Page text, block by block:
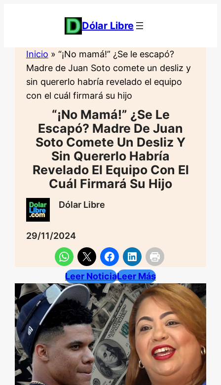
Dólar Libre
Inicio » “¡No mamá!” ¿Se le escapó?
Madre de Juan Soto comete un desliz y
sin quererlo habría revelado el equipo
con el cuál firmará su hijo
“¡No Mamá!” ¿Se Le
Escapó? Madre De Juan
Soto Comete Un Desliz Y
Sin Quererlo Habría
Revelado El Equipo Con El
Cuál Firmará Su Hijo
Dólar Libre
29/11/2024
Leer NoticiaLeer Más